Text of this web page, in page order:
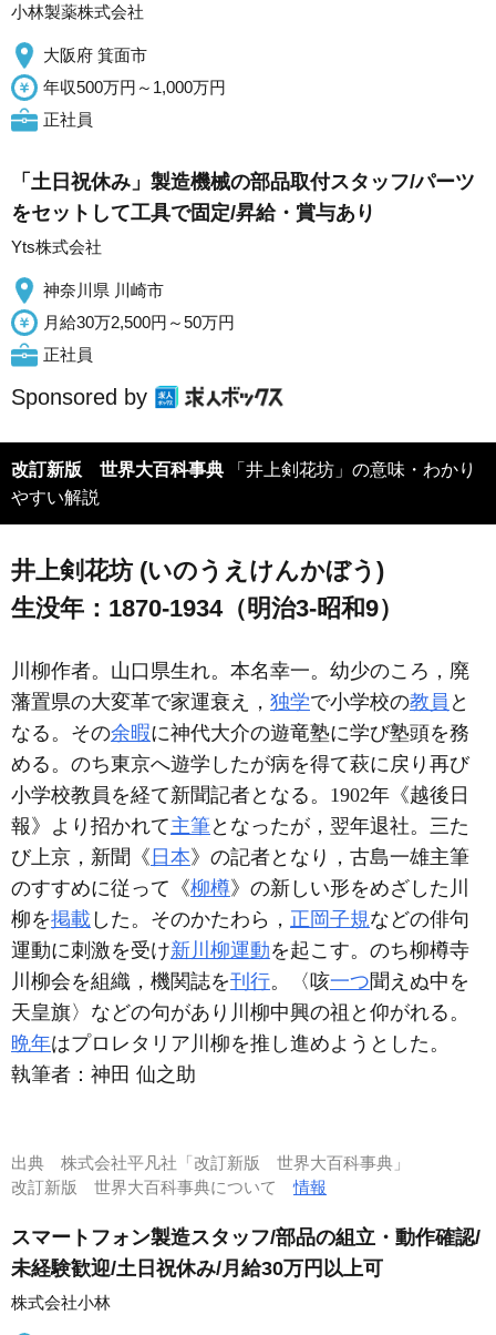
小林製薬株式会社
大阪府 箕面市
年収500万円～1,000万円
正社員
「土日祝休み」製造機械の部品取付スタッフ/パーツ
をセットして工具で固定/昇給・賞与あり
Yts株式会社
神奈川県 川崎市
月給30万2,500円～50万円
正社員
Sponsored by
改訂新版 世界大百科事典 「井上剣花坊」の意味・わかり
やすい解説
井上剣花坊 (いのうえけんかぼう)
生没年：1870-1934（明治3-昭和9）
川柳作者。山口県生れ。本名幸一。幼少のころ，廃
藩置県の大変革で家運衰え， 独学で小学校の教員 と
なる。その余暇に神代大介の遊竜塾に学び塾頭を務
める。のち東京へ遊学したが病を得て萩に戻り再び
小学校教員を経て新聞記者となる。1902年《越後日
報》より招かれて主筆となったが，翌年退社。三た
び上京，新聞《 日本》の記者となり，古島一雄主筆
のすすめに従って《柳樽》の新しい形をめざした川
柳を掲載 した。そのかたわら， 正岡子規などの俳句
運動に刺激を受け新川柳運動を起こす。のち柳樽寺
川柳会を組織，機関誌を刊行。〈咳一つ聞えぬ中を
天皇旗〉などの句があり川柳中興の祖と仰がれる。
晩年はプロレタリア川柳を推し進めようとした。
執筆者： 神田 仙之助
出典 株式会社平凡社「改訂新版 世界大百科事典」
改訂新版 世界大百科事典について情報
スマートフォン製造スタッフ/部品の組立・動作確認/
未経験歓迎/土日祝休み/月給30万円以上可
株式会社小林